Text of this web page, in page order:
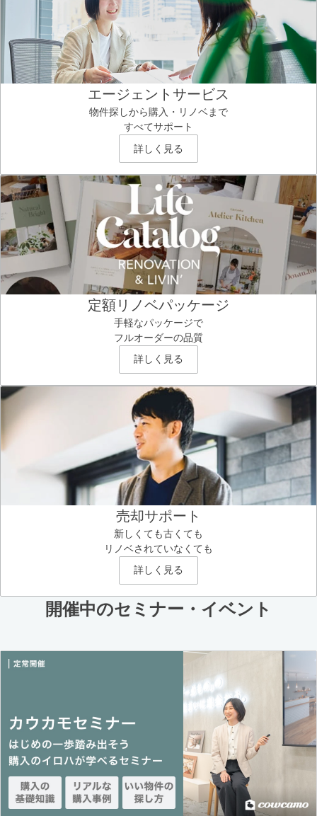
エージェントサービス
物件探しから購入・リノベまで
すべてサポート
詳しく見る
定額リノベパッケージ
手軽なパッケージで
フルオーダーの品質
詳しく見る
売却サポート
新しくても古くても
リノベされていなくても
詳しく見る
開催中のセミナー・イベント